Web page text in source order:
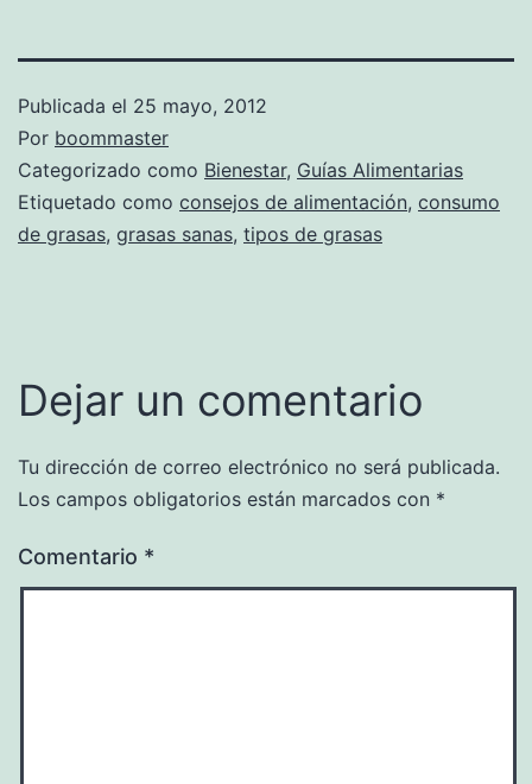
Publicada el 25 mayo, 2012
Por boommaster
Categorizado como Bienestar, Guías Alimentarias
Etiquetado como consejos de alimentación, consumo
de grasas, grasas sanas, tipos de grasas
Dejar un comentario
Tu dirección de correo electrónico no será publicada.
Los campos obligatorios están marcados con *
Comentario *